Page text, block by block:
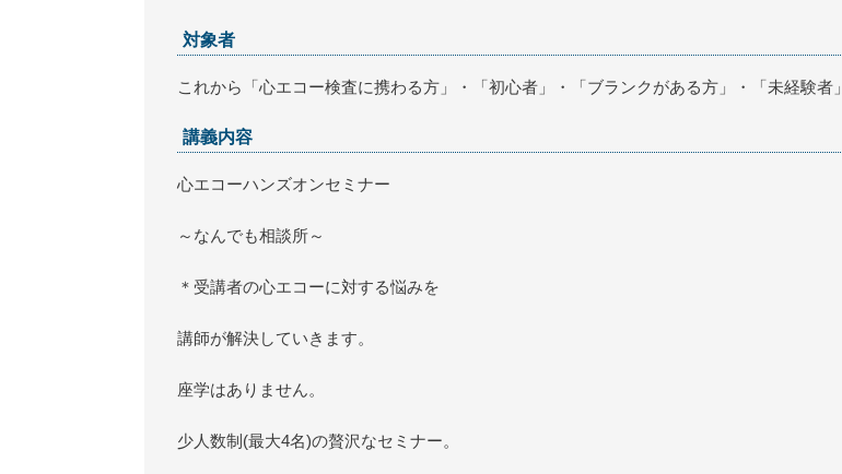
対象者
これから「心エコー検査に携わる方」・「初心者」・「ブランクがある方」・「未経験者」
講義内容
心エコーハンズオンセミナー
～なんでも相談所～
＊受講者の心エコーに対する悩みを
講師が解決していきます。
座学はありません。
少人数制(最大4名)の贅沢なセミナー。